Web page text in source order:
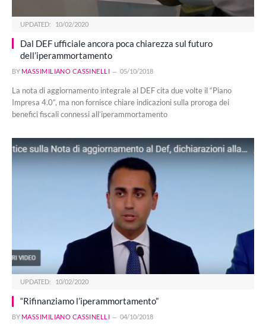
UPDATED: 10/02/2020
Dal DEF ufficiale ancora poca chiarezza sul futuro
dell’iperammortamento
BY MASSIMILIANO CASSINELLI 05/10/2018
La nota di aggiornamento integrale al DEF cita due volte il “Piano
Impresa 4.0”, ma non fornisce chiare indicazioni sulla proroga dei
benefici fiscali connessi all’iperammortamento
UPDATED: 10/02/2020
“Rifinanziamo l’iperammortamento”
BY MASSIMILIANO CASSINELLI 04/10/2018